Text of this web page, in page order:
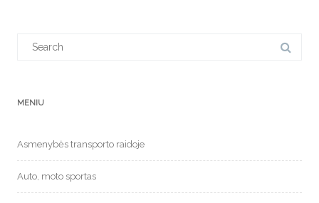
MENIU
Asmenybės transporto raidoje
Auto, moto sportas